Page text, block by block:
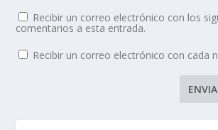
Recibir un correo electrónico con los
comentarios a esta entrada.
Recibir un correo electrónico con cada